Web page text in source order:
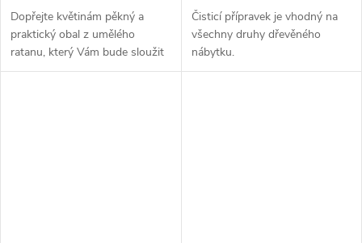
Dopřejte květinám pěkný a
praktický obal z umělého
ratanu, který Vám bude sloužit
dlouhá léta!
Čisticí přípravek je vhodný na
všechny druhy dřevěného
nábytku.